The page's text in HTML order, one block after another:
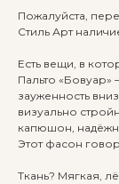
Пожалуйста,
Стиль Арт
Есть вещи, в
Пальто
зауженность
визуально
капюшон,
Этот фасон
Ткань? Мягкая,